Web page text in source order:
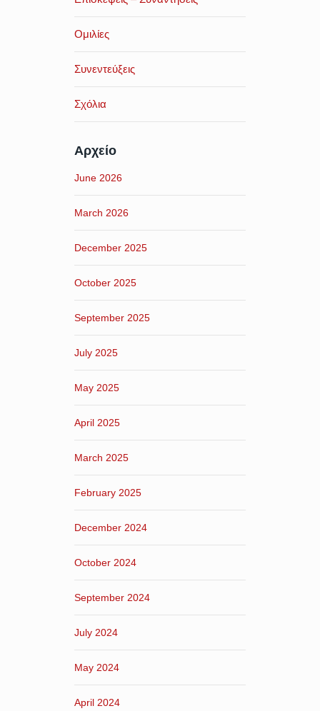
Ομιλίες
Συνεντεύξεις
Σχόλια
Αρχείο
June 2026
March 2026
December 2025
October 2025
September 2025
July 2025
May 2025
April 2025
March 2025
February 2025
December 2024
October 2024
September 2024
July 2024
May 2024
April 2024